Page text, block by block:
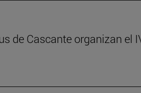
de Cascante organizan el